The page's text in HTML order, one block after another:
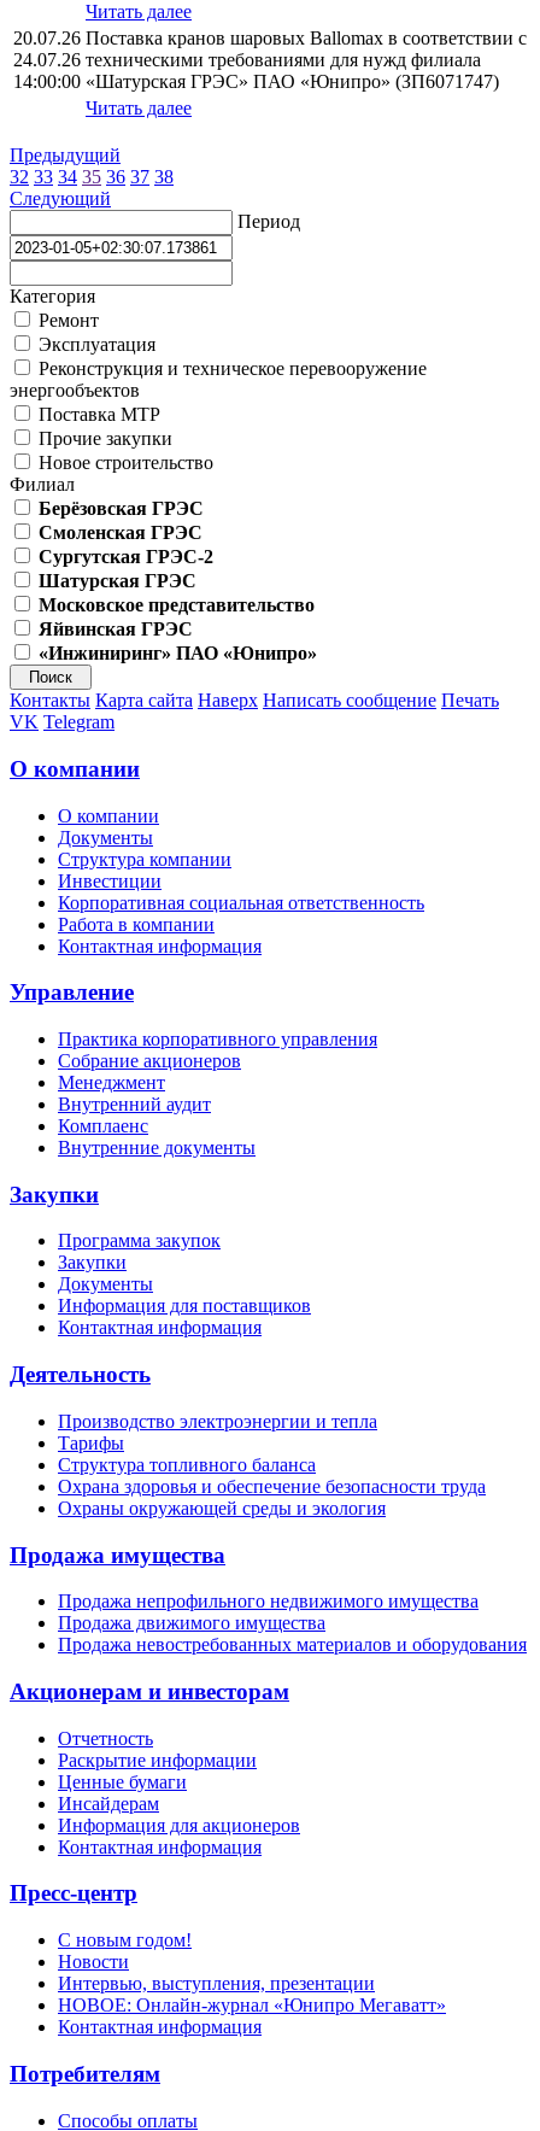
Читать далее
20.07.26
24.07.26
14:00:00
Поставка кранов шаровых Ballomax в соответствии с
техническими требованиями для нужд филиала
«Шатурская ГРЭС» ПАО «Юнипро» (ЗП6071747)
Читать далее
Предыдущий
32 33 34 35 36 37 38
Следующий
Период
Категория
Ремонт
Эксплуатация
Реконструкция и техническое перевооружение
энергообъектов
Поставка МТР
Прочие закупки
Новое строительство
Филиал
Берёзовская ГРЭС
Смоленская ГРЭС
Сургутская ГРЭС-2
Шатурская ГРЭС
Московское представительство
Яйвинская ГРЭС
«Инжиниринг» ПАО «Юнипро»
Контакты Карта сайта Наверх Написать сообщение Печать
VK Telegram
О компании
О компании
Документы
Структура компании
Инвестиции
Корпоративная социальная ответственность
Работа в компании
Контактная информация
Управление
Практика корпоративного управления
Собрание акционеров
Менеджмент
Внутренний аудит
Комплаенс
Внутренние документы
Закупки
Программа закупок
Закупки
Документы
Информация для поставщиков
Контактная информация
Деятельность
Производство электроэнергии и тепла
Тарифы
Структура топливного баланса
Охрана здоровья и обеспечение безопасности труда
Охраны окружающей среды и экология
Продажа имущества
Продажа непрофильного недвижимого имущества
Продажа движимого имущества
Продажа невостребованных материалов и оборудования
Акционерам и инвесторам
Отчетность
Раскрытие информации
Ценные бумаги
Инсайдерам
Информация для акционеров
Контактная информация
Пресс-центр
С новым годом!
Новости
Интервью, выступления, презентации
НОВОЕ: Онлайн-журнал «Юнипро Мегаватт»
Контактная информация
Потребителям
Способы оплаты